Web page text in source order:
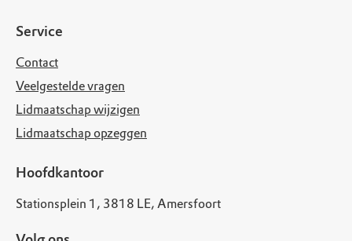
Service
Contact
Veelgestelde vragen
Lidmaatschap wijzigen
Lidmaatschap opzeggen
Hoofdkantoor
Stationsplein 1, 3818 LE, Amersfoort